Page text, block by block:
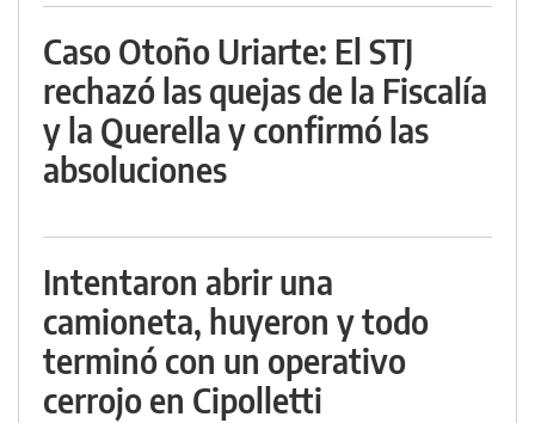
Caso Otoño Uriarte: El STJ
rechazó las quejas de la Fiscalía
y la Querella y confirmó las
absoluciones
Intentaron abrir una
camioneta, huyeron y todo
terminó con un operativo
cerrojo en Cipolletti